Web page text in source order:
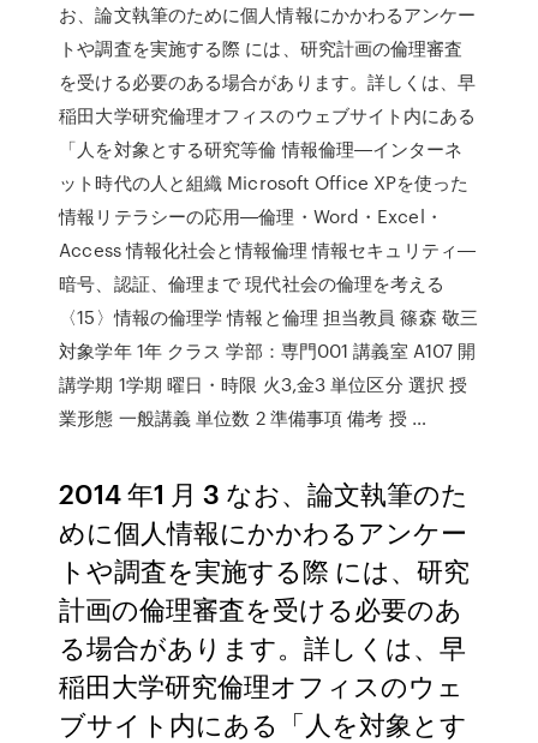
お、論文執筆のために個人情報にかかわるアンケー
トや調査を実施する際 には、研究計画の倫理審査
を受ける必要のある場合があります。詳しくは、早
稲田大学研究倫理オフィスのウェブサイト内にある
「人を対象とする研究等倫 情報倫理―インターネ
ット時代の人と組織 Microsoft Office XPを使った
情報リテラシーの応用―倫理・Word・Excel・
Access 情報化社会と情報倫理 情報セキュリティ―
暗号、認証、倫理まで 現代社会の倫理を考える
〈15〉情報の倫理学 情報と倫理 担当教員 篠森 敬三
対象学年 1年 クラス 学部：専門001 講義室 A107 開
講学期 1学期 曜日・時限 火3,金3 単位区分 選択 授
業形態 一般講義 単位数 2 準備事項 備考 授 …
2014 年1 月 3 なお、論文執筆のた
めに個人情報にかかわるアンケー
トや調査を実施する際 には、研究
計画の倫理審査を受ける必要のあ
る場合があります。詳しくは、早
稲田大学研究倫理オフィスのウェ
ブサイト内にある「人を対象とす